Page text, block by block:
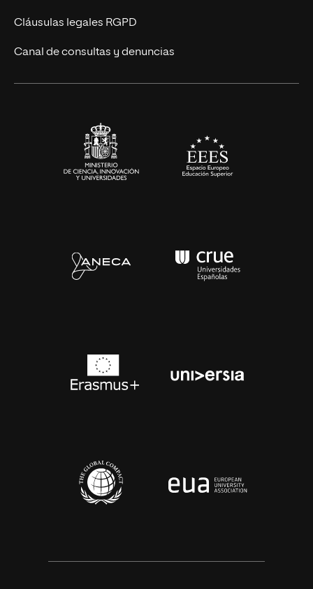
Diseño
Ciencias de la Salud
Cláusulas legales RGPD
Canal de consultas y denuncias